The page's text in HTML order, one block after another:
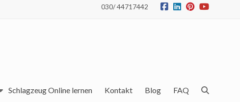
030/ 44717442
Schlagzeug Online lernen Kontakt Blog FAQ